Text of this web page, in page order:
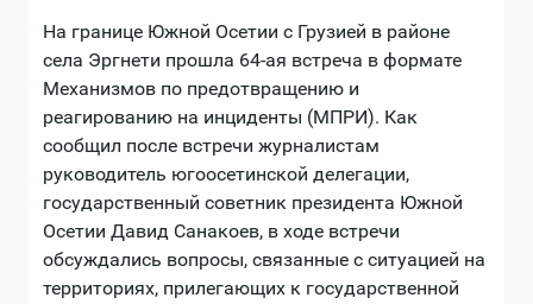
На границе Южной Осетии с Грузией в районе
села Эргнети прошла 64-ая встреча в формате
Механизмов по предотвращению и
реагированию на инциденты (МПРИ). Как
сообщил после встречи журналистам
руководитель югоосетинской делегации,
государственный советник президента Южной
Осетии Давид Санакоев, в ходе встречи
обсуждались вопросы, связанные с ситуацией на
территориях, прилегающих к государственной